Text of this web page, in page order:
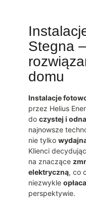
Stegna
domu
Instalacje
przez Helius
do czystej i
najnowsze
nie tylko
Klienci
na znaczące
elektryczną, co
niezwykle
perspektywie.